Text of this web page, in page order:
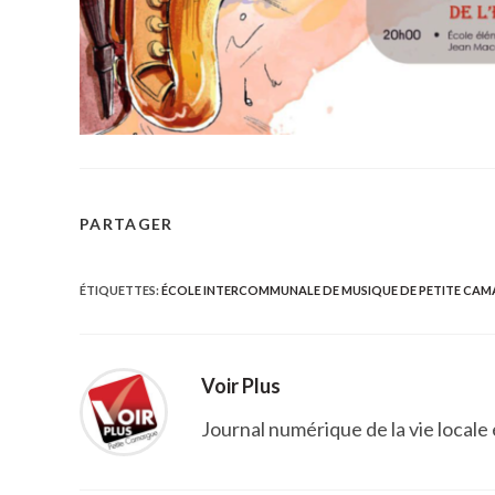
PARTAGER
ÉTIQUETTES:ÉCOLE INTERCOMMUNALE DE MUSIQUE DE PETITE
Voir Plus
Journal numérique de la vie